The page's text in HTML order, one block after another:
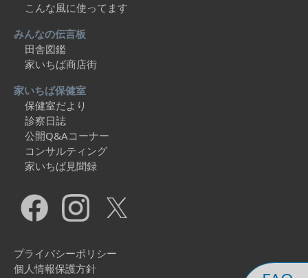
こんな風に使ってます
みんなの伝言板
田舎図鑑
家いちば商店街
家いちば保健室
保健室だより
診察日誌
公開Q&Aコーナー
コンサルティング
家いちば見聞録
プライバシーポリシー
個人情報保護方針